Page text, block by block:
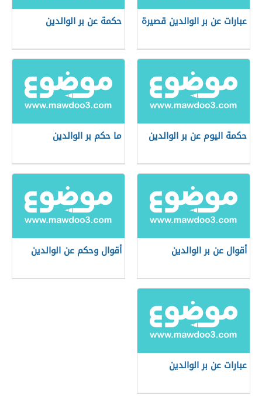
عبارات عن بر الوالدين قصيرة حكمة عن بر الوالدين
حكمة اليوم عن بر الوالدين ما حكم بر الوالدين
أقوال عن بر الوالدين أقوال وحكم عن الوالدين
عبارات عن بر الوالدين